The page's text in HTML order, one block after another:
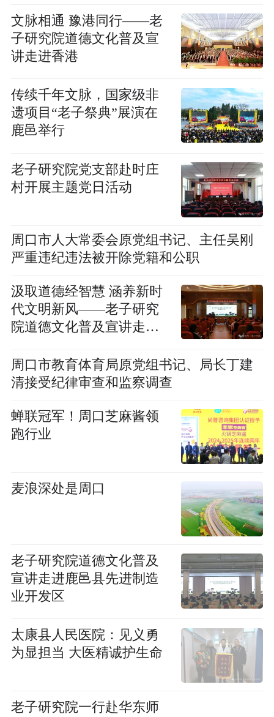
文脉相通 豫港同行——老
子研究院道德文化普及宣
讲走进香港
传续千年文脉，国家级非
遗项目“老子祭典”展演在
鹿邑举行
老子研究院党支部赴时庄
村开展主题党日活动
周口市人大常委会原党组书记、主任吴刚
严重违纪违法被开除党籍和公职
汲取道德经智慧 涵养新时
代文明新风——老子研究
院道德文化普及宣讲走进
周口市教育体育局原党组书记、局长丁建
清接受纪律审查和监察调查
蝉联冠军！周口芝麻酱领
跑行业
麦浪深处是周口
老子研究院道德文化普及
宣讲走进鹿邑县先进制造
业开发区
太康县人民医院：见义勇
为显担当 大医精诚护生命
老子研究院一行赴华东师